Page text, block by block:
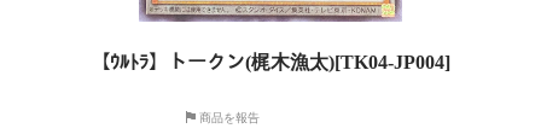
【ｳﾙﾄﾗ】トークン(梶木漁太)[TK04-JP004]
商品を報告